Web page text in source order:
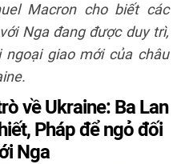
Macron cho biết các
Nga đang được duy trì,
giao mới của châu
về Ukraine: Ba Lan
Pháp để ngỏ đối
Nga